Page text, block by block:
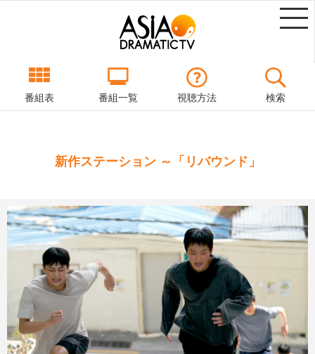
番組表 番組一覧 視聴方法 検索
新作ステーション ～「リバウンド」